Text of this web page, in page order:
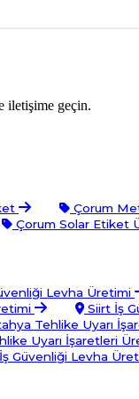
iletişime geçin.
Çorum
Çorum Solar Etiket
Levha Üretimi
Siirt İş
Tehlike Uyarı
Uyarı İşaretleri
Güvenliği Levha